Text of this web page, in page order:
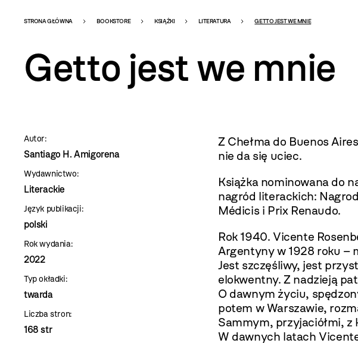
Bookstore
-
szablon
szczegóły
STRONA GŁÓWNA BOOKSTORE KSIĄŻKI LITERATURA GETTO JEST WE MNIE
Getto jest we mnie
Autor:
Santiago H. Amigorena
Wydawnictwo:
Literackie
Język publikacji:
polski
Rok wydania:
2022
Typ okładki:
twarda
Liczba stron:
168 str
Z Chełma do Buenos
nie da się uciec.
Książka nominowana do
nagród literackich:
Médicis i Prix Renaudo.
Rok 1940. Vicente
Argentyny w 1928 roku –
Jest szczęśliwy, jest
elokwentny. Z nadzieją
O dawnym życiu,
potem w Warszawie,
Sammym, przyjaciółmi, z
W dawnych latach